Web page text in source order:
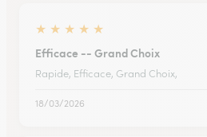
★ ★ ★ ★ ★
Efficace -- Grand Choix
Rapide, Efficace, Grand Choix,
18/03/2026